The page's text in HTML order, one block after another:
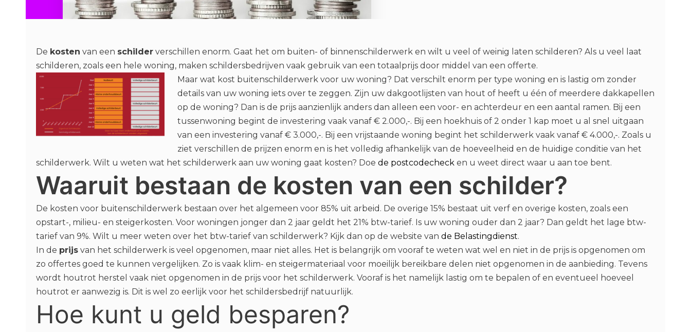
De kosten van een schilder verschillen enorm. Gaat het om buiten- of binnenschilderwerk en wilt u veel of weinig laten schilderen? Als u veel laat
schilderen, zoals een hele woning, maken schildersbedrijven vaak gebruik van een totaalprijs door middel van een offerte.
Maar wat kost buitenschilderwerk voor uw woning? Dat verschilt enorm per type woning en is lastig om zonder
details van uw woning iets over te zeggen. Zijn uw dakgootlijsten van hout of heeft u één of meerdere dakkapellen
op de woning? Dan is de prijs aanzienlijk anders dan alleen een voor- en achterdeur en een aantal ramen. Bij een
tussenwoning begint de investering vaak vanaf € 2.000,-. Bij een hoekhuis of 2 onder 1 kap moet u al snel uitgaan
van een investering vanaf € 3.000,-. Bij een vrijstaande woning begint het schilderwerk vaak vanaf € 4.000,-. Zoals u
ziet verschillen de prijzen enorm en is het volledig afhankelijk van de hoeveelheid en de huidige conditie van het
schilderwerk. Wilt u weten wat het schilderwerk aan uw woning gaat kosten? Doe de postcodecheck en u weet direct waar u aan toe bent.
Waaruit bestaan de kosten van een schilder?
De kosten voor buitenschilderwerk bestaan over het algemeen voor 85% uit arbeid. De overige 15% bestaat uit verf en overige kosten, zoals een
opstart-, milieu- en steigerkosten. Voor woningen jonger dan 2 jaar geldt het 21% btw-tarief. Is uw woning ouder dan 2 jaar? Dan geldt het lage btw-
tarief van 9%. Wilt u meer weten over het btw-tarief van schilderwerk? Kijk dan op de website van de Belastingdienst.
In de prijs van het schilderwerk is veel opgenomen, maar niet alles. Het is belangrijk om vooraf te weten wat wel en niet in de prijs is opgenomen om
zo offertes goed te kunnen vergelijken. Zo is vaak klim- en steigermateriaal voor moeilijk bereikbare delen niet opgenomen in de aanbieding. Tevens
wordt houtrot herstel vaak niet opgenomen in de prijs voor het schilderwerk. Vooraf is het namelijk lastig om te bepalen of en eventueel hoeveel
houtrot er aanwezig is. Dit is wel zo eerlijk voor het schildersbedrijf natuurlijk.
Hoe kunt u geld besparen?